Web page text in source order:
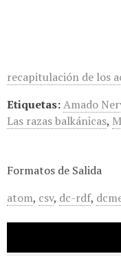
recapitulación de los
Etiquetas:Amado
Las razas balkánicas,
Formatos de Salida
atom, csv, dc-rdf,